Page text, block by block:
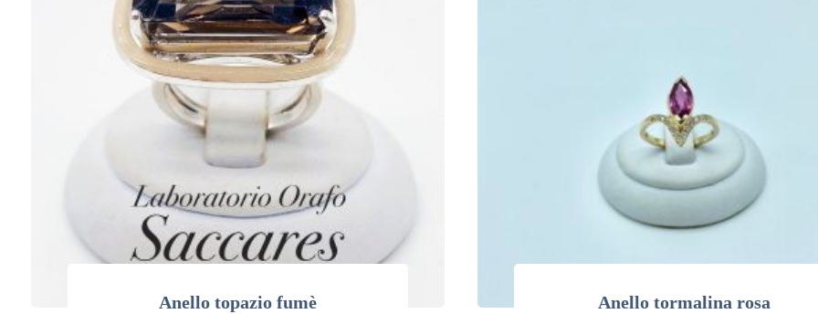
Anello topazio fumè Anello tormalina rosa